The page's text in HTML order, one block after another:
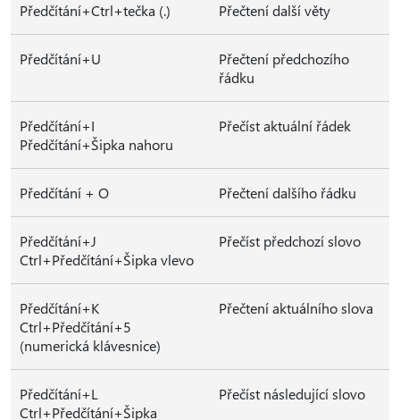
Předčítání+Ctrl+tečka (.) Přečtení další věty
Předčítání+U
Přečtení předchozího
řádku
Předčítání+I
Předčítání+Šipka nahoru
Přečíst aktuální řádek
Předčítání + O Přečtení dalšího řádku
Předčítání+J
Ctrl+Předčítání+Šipka vlevo
Přečíst předchozí slovo
Předčítání+K
Ctrl+Předčítání+5
(numerická klávesnice)
Přečtení aktuálního slova
Předčítání+L
Ctrl+Předčítání+Šipka
Přečíst následující slovo